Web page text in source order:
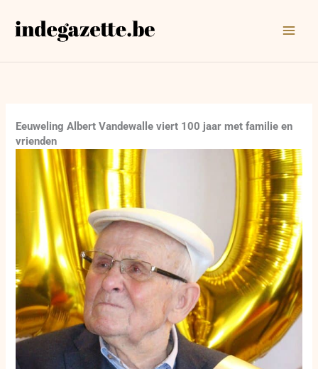
naar
Eeuweling Albert Vandewalle viert 100 jaar met familie en
vrienden